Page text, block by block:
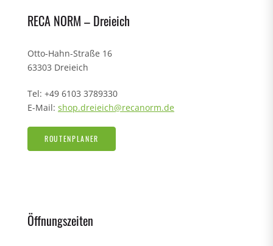
RECA NORM – Dreieich
Otto-Hahn-Straße 16
63303 Dreieich
Tel: +49 6103 3789330
E-Mail: shop.dreieich@recanorm.de
ROUTENPLANER
Öffnungszeiten